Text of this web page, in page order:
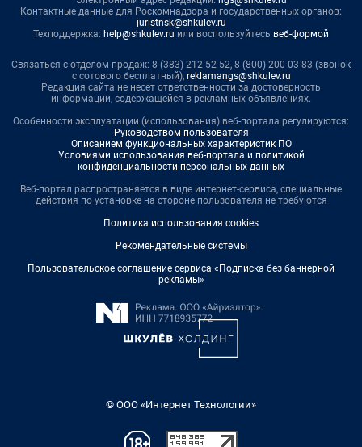
Контактные данные для Роскомнадзора и государственных органов:
juristnsk@shkulev.ru
Техподдержка: help@shkulev.ru или воспользуйтесь веб-формой
Связаться с отделом продаж: 8 (383) 212-52-52, 8 (800) 200-03-83 (звонок
с сотового бесплатный), reklamangs@shkulev.ru
Редакция сайта не несет ответственности за достоверность
информации, содержащейся в рекламных объявлениях.
Особенности эксплуатации (использования) веб-портала регулируются:
Руководством пользователя
Описанием функциональных характеристик ПО
Условиями использования веб-портала и политикой
конфиденциальности персональных данных
Веб-портал распространяется в виде интернет-сервиса, специальные
действия по установке на стороне пользователя не требуются
Политика использования cookies
Рекомендательные системы
Пользовательское соглашение сервиса «Подписка без баннерной
рекламы»
© ООО «Интернет Технологии»